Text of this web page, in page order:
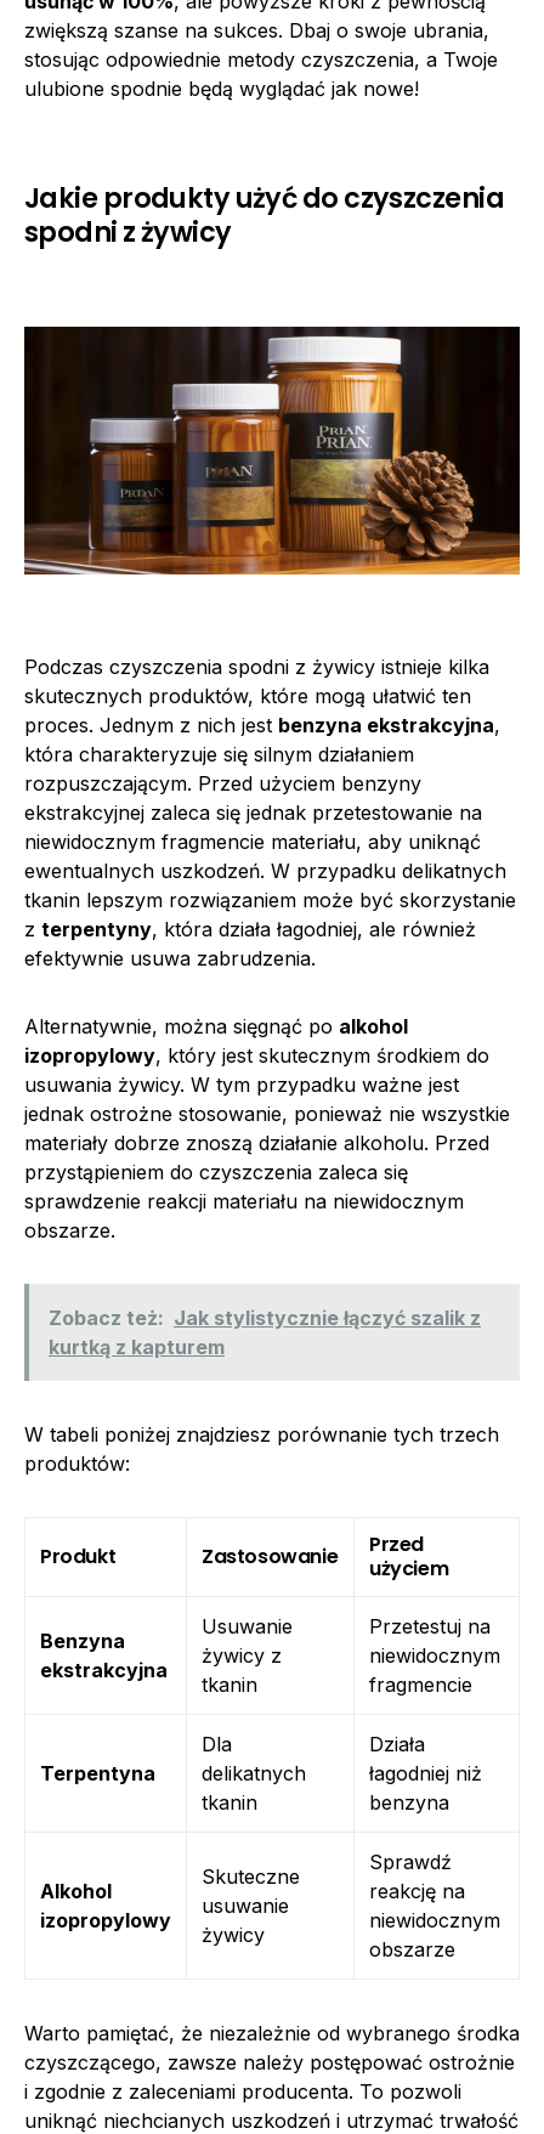
zwiększą szanse na sukces. Dbaj o swoje ubrania,
stosując odpowiednie metody czyszczenia, a Twoje
ulubione spodnie będą wyglądać jak nowe!
Jakie produkty użyć do czyszczenia
spodni z żywicy
Podczas czyszczenia spodni z żywicy istnieje kilka
skutecznych produktów, które mogą ułatwić ten
proces. Jednym z nich jest benzyna ekstrakcyjna,
która charakteryzuje się silnym działaniem
rozpuszczającym. Przed użyciem benzyny
ekstrakcyjnej zaleca się jednak przetestowanie na
niewidocznym fragmencie materiału, aby uniknąć
ewentualnych uszkodzeń. W przypadku delikatnych
tkanin lepszym rozwiązaniem może być skorzystanie
z terpentyny, która działa łagodniej, ale również
efektywnie usuwa zabrudzenia.
Alternatywnie, można sięgnąć po alkohol
izopropylowy, który jest skutecznym środkiem do
usuwania żywicy. W tym przypadku ważne jest
jednak ostrożne stosowanie, ponieważ nie wszystkie
materiały dobrze znoszą działanie alkoholu. Przed
przystąpieniem do czyszczenia zaleca się
sprawdzenie reakcji materiału na niewidocznym
obszarze.
Zobacz też: Jak stylistycznie łączyć szalik z
kurtką z kapturem
W tabeli poniżej znajdziesz porównanie tych trzech
produktów:
Produkt Zastosowanie
Przed
użyciem
Benzyna
ekstrakcyjna
Usuwanie
żywicy z
tkanin
Przetestuj na
niewidocznym
fragmencie
Terpentyna
Dla
delikatnych
tkanin
Działa
łagodniej niż
benzyna
Alkohol
izopropylowy
Skuteczne
usuwanie
żywicy
Sprawdź
reakcję na
niewidocznym
obszarze
Warto pamiętać, że niezależnie od wybranego środka
czyszczącego, zawsze należy postępować ostrożnie
i zgodnie z zaleceniami producenta. To pozwoli
uniknąć niechcianych uszkodzeń i utrzymać trwałość